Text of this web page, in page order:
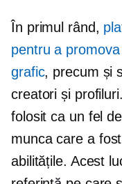
În primul rând,
pentru a
grafic, precum și
creatori și
folosit ca un fel
munca care a
abilitățile. Acest